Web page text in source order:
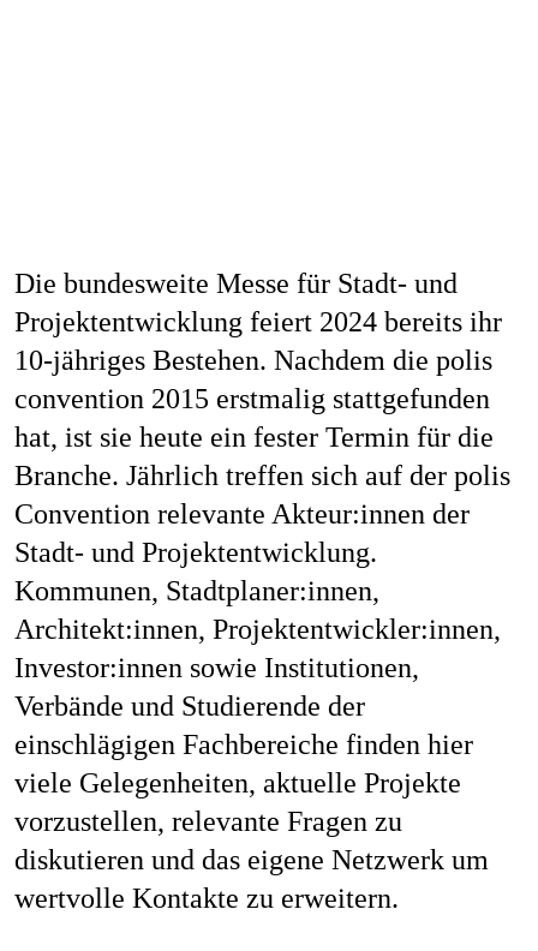
Die bundesweite Messe für Stadt- und
Projektentwicklung feiert 2024 bereits ihr
10-jähriges Bestehen. Nachdem die polis
convention 2015 erstmalig stattgefunden
hat, ist sie heute ein fester Termin für die
Branche. Jährlich treffen sich auf der polis
Convention relevante Akteur:innen der
Stadt- und Projektentwicklung.
Kommunen, Stadtplaner:innen,
Architekt:innen, Projektentwickler:innen,
Investor:innen sowie Institutionen,
Verbände und Studierende der
einschlägigen Fachbereiche finden hier
viele Gelegenheiten, aktuelle Projekte
vorzustellen, relevante Fragen zu
diskutieren und das eigene Netzwerk um
wertvolle Kontakte zu erweitern.